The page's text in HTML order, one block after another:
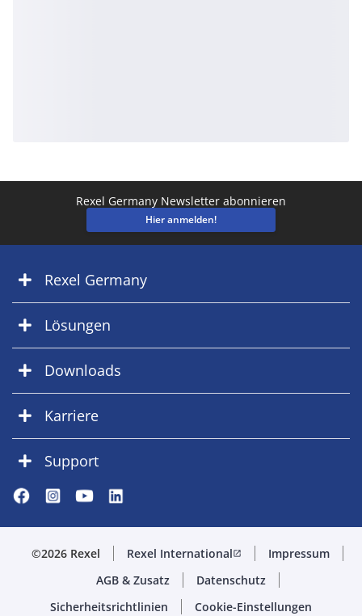
Rexel Germany Newsletter abonnieren
Hier anmelden!
Rexel Germany
Lösungen
Downloads
Karriere
Support
©2026 Rexel Rexel Internationalopen_in_new
Impressum
AGB & Zusatz
Datenschutz
Sicherheitsrichtlinien
Cookie-Einstellungen